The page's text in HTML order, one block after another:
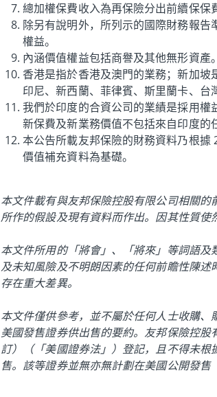
總加權保費收入為再保險分出前續保保
除另有說明外，所列示的國際財務報
權益。
內涵價值權益包括商譽及其他無形資產。
香港是指於香港及澳門的業務；新加坡
印尼、新西蘭、菲律賓、斯里蘭卡、台
我們於印度的合資公司的業績是採用
新保費及新業務價值不包括來自印度的
本公告所載友邦保險的財務資料乃根
價值補充資料為基礎。
本文件載有與友邦保險控股有限公司相關
所作的假設及現有資料而作出。因其性質使
本文件所用的「將會」、「將來」等詞語
及未知風險及不明朗因素的任何前瞻性陳
存在重大差異。
本文件僅供參考，並不屬於任何人士收購
美國發售證券供出售的要約。友邦保險控
訂）（「美國證券法」）登記，且不得未
售。該等證券並無亦無計劃在美國公開發售